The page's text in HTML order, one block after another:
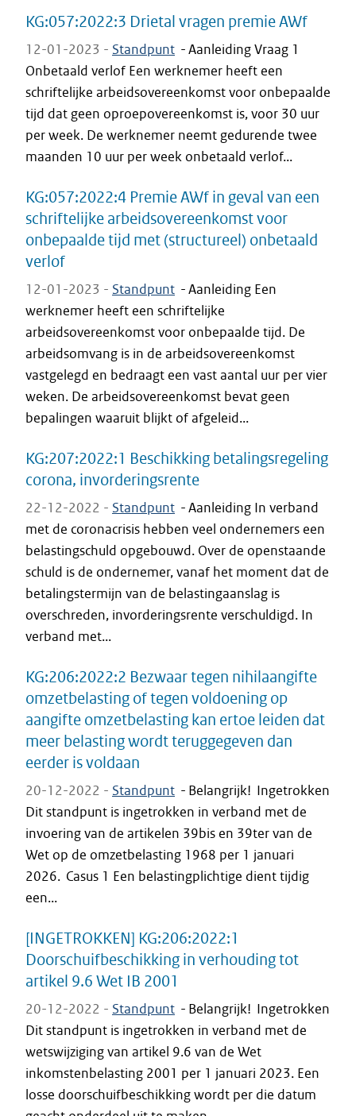
KG:057:2022:3 Drietal vragen premie AWf
12-01-2023 - Standpunt -Aanleiding Vraag 1
Onbetaald verlof Een werknemer heeft een
schriftelijke arbeidsovereenkomst voor onbepaalde
tijd dat geen oproepovereenkomst is, voor 30 uur
per week. De werknemer neemt gedurende twee
maanden 10 uur per week onbetaald verlof...
KG:057:2022:4 Premie AWf in geval van een
schriftelijke arbeidsovereenkomst voor
onbepaalde tijd met (structureel) onbetaald
verlof
12-01-2023 - Standpunt -Aanleiding Een
werknemer heeft een schriftelijke
arbeidsovereenkomst voor onbepaalde tijd. De
arbeidsomvang is in de arbeidsovereenkomst
vastgelegd en bedraagt een vast aantal uur per vier
weken. De arbeidsovereenkomst bevat geen
bepalingen waaruit blijkt of afgeleid...
KG:207:2022:1 Beschikking betalingsregeling
corona, invorderingsrente
22-12-2022 - Standpunt -Aanleiding In verband
met de coronacrisis hebben veel ondernemers een
belastingschuld opgebouwd. Over de openstaande
schuld is de ondernemer, vanaf het moment dat de
betalingstermijn van de belastingaanslag is
overschreden, invorderingsrente verschuldigd. In
verband met...
KG:206:2022:2 Bezwaar tegen nihilaangifte
omzetbelasting of tegen voldoening op
aangifte omzetbelasting kan ertoe leiden dat
meer belasting wordt teruggegeven dan
eerder is voldaan
20-12-2022 - Standpunt - Belangrijk! Ingetrokken
Dit standpunt is ingetrokken in verband met de
invoering van de artikelen 39bis en 39ter van de
Wet op de omzetbelasting 1968 per 1 januari
2026. Casus 1 Een belastingplichtige dient tijdig
een...
[INGETROKKEN] KG:206:2022:1
Doorschuifbeschikking in verhouding tot
artikel 9.6 Wet IB 2001
20-12-2022 - Standpunt - Belangrijk! Ingetrokken
Dit standpunt is ingetrokken in verband met de
wetswijziging van artikel 9.6 van de Wet
inkomstenbelasting 2001 per 1 januari 2023. Een
losse doorschuifbeschikking wordt per die datum